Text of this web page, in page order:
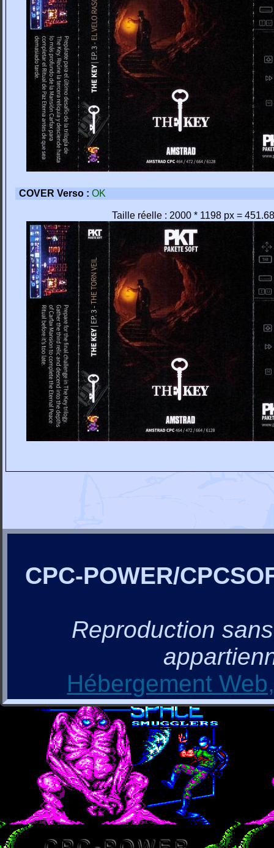
COVER Verso : OK
Taille réelle : 2000 * 1198 px =
CPC-POWER/
Reproduction
Hébergement